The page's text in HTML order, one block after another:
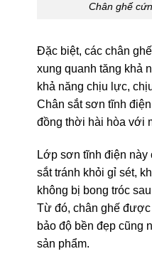
Chân ghế
Đặc biệt, các chân
xung quanh tăng khả
khả năng chịu lực,
Chân sắt sơn tĩnh
đồng thời hài hòa với
Lớp sơn tĩnh điện này
sắt tránh khỏi gỉ sét,
không bị bong tróc
Từ đó, chân ghế
bảo độ bền đẹp cũng
sản phẩm.